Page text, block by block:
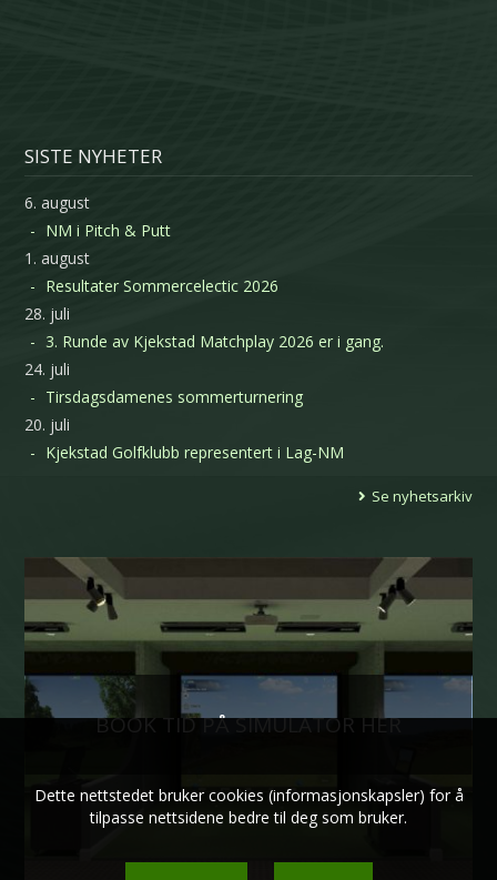
SISTE NYHETER
6. august
NM i Pitch & Putt
1. august
Resultater Sommercelectic 2026
28. juli
3. Runde av Kjekstad Matchplay 2026 er i gang.
24. juli
Tirsdagsdamenes sommerturnering
20. juli
Kjekstad Golfklubb representert i Lag-NM
Se nyhetsarkiv
BOOK TID PÅ SIMULATOR HER
Dette nettstedet bruker cookies (informasjonskapsler) for å
tilpasse nettsidene bedre til deg som bruker.